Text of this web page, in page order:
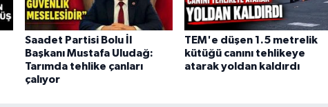
Saadet Partisi Bolu İl
Başkanı Mustafa Uludağ:
Tarımda tehlike çanları
çalıyor
TEM'e düşen 1.5 metrelik
kütüğü canını tehlikeye
atarak yoldan kaldırdı